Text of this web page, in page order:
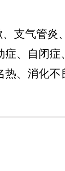
支气管炎
症、自闭症
热、消化不